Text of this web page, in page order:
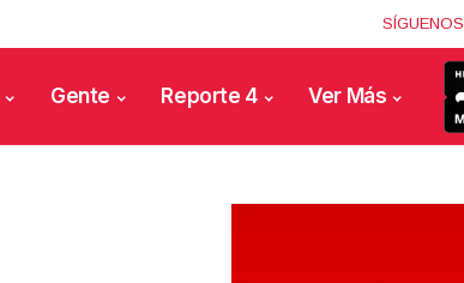
SÍGUENOS
Gente Reporte 4 Ver Más